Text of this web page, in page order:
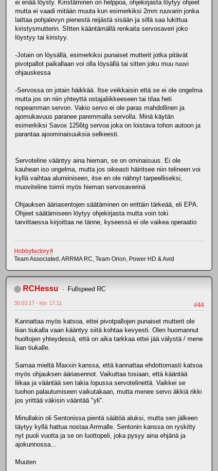
ei enää löysty. Kiristäminen on helppoa, ohjekirjasta löytyy ohjeet
mutta ei vaadi mitään muuta kun esimerkiksi 2mm ruuvarin jonka
laittaa pohjalevyn pienestä reijästä sisään ja sillä saa lukittua
kiristysmutterin. SItten kääntämällä renkaita servosaveri joko
löystyy tai kiristyy.
-Jotain on löysällä, esimerkiksi punaiset mutterit jotka pitävät
pivotpallot paikallaan voi olla löysällä tai sitten joku muu ruuvi
ohjauskessa
-Servossa on jotain häikkää. Itse veikkaisin että se ei ole ongelma
mutta jos on niin yhteyttä ostajaliikkeeseen tai tilaa heti
nopeamman servon. Vakio servo ei ole paras mahdollinen ja
ajomukavuus paranee paremmalla servolla. Minä käytän
esimerkiksi Savox 1256tg servoa joka on loistava tohon autoon ja
parantaa ajoominaisuuksia selkeesti.
Servoteline vääntyy aina hieman, se on ominaisuus. Ei ole
kauhean iso ongelma, mutta jos oikeasti häiritsee niin telineen voi
kyllä vaihtaa alumiiniseen, itse en ole nähnyt tarpeelliseksi,
muoviteline toimii myös hieman servosaverinä
Ohjauksen ääriasentojen säätäminen on erittäin tärkeää, eli EPA.
Ohjeet säätämiseen löytyy ohjekirjasta mutta voin toki
tarvittaessa kirjoittaa ne tänne, kyseessä ei ole vaikea operaatio
Hobbyfactory.fi
Team Associated, ARRMA RC, Team Orion, Power HD & Avid
RCHessu Fullspeed RC
#44
30.03.17 - klo: 17.11
Kannattaa myös katsoa, ettei pivotpallojen punaiset mutterit ole
liian tiukalla vaan kääntyy siitä kohtaa kevyesti. Olen huomannut
huoltojen yhteydessä, että on aika tarkkaa ettei jää välystä / mene
liian tiukalle.
Samaa mieltä Maxxin kanssa, että kannattaa ehdottomasti katsoa
myös ohjauksen ääriasennot. Vaikuttaa tosiaan, että kääntää
liikaa ja vääntää sen takia lopussa servotelinettä. Vaikkei se
tuohon palautumiseen vaikutakaan, mutta menee servo äkkiä rikki
jos yrittää väkisin vääntää "yli".
Minullakin oli Sentonissa pientä säätöä aluksi, mutta sen jälkeen
täytyy kyllä hattua nostaa Arrmalle. Sentonin kanssa on ryskitty
nyt puoli vuotta ja se on luottopeli, joka pysyy aina ehjänä ja
ajokunnossa...
Muuten